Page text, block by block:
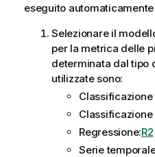
eseguito
Selezionare il
per la metrica delle
determinata dal tipo
utilizzate sono:
Classificazione
Regressione:R2
Serie